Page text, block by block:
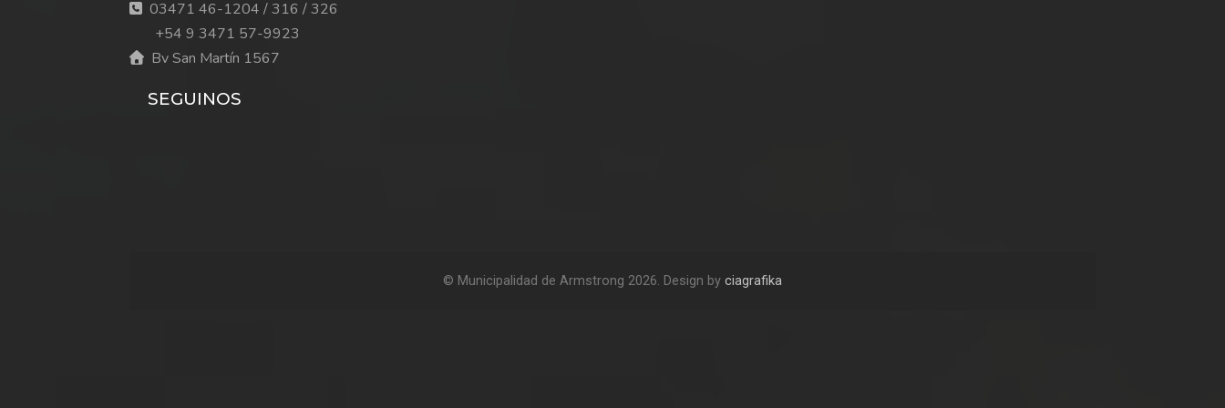
03471 46-1204 / 316 / 326
+54 9 3471 57-9923
Bv San Martín 1567
SEGUINOS
© Municipalidad de Armstrong 2026. Design by ciagrafika